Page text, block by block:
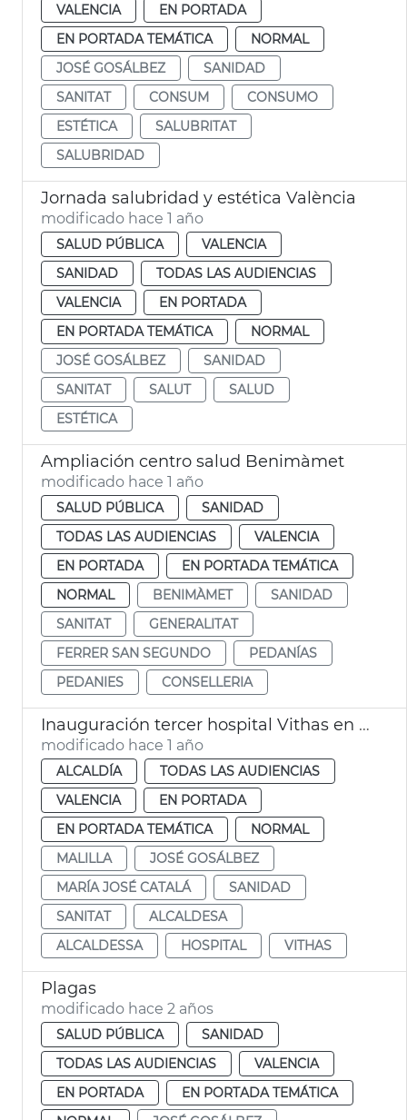
VALENCIA
EN PORTADA
EN PORTADA TEMÁTICA
NORMAL
JOSÉ GOSÁLBEZ
SANIDAD
SANITAT
CONSUM
CONSUMO
ESTÉTICA
SALUBRITAT
SALUBRIDAD
Jornada salubridad y estética València
modificado hace 1 año
SALUD PÚBLICA
VALENCIA
SANIDAD
TODAS LAS AUDIENCIAS
VALENCIA
EN PORTADA
EN PORTADA TEMÁTICA
NORMAL
JOSÉ GOSÁLBEZ
SANIDAD
SANITAT
SALUT
SALUD
ESTÉTICA
Ampliación centro salud Benimàmet
modificado hace 1 año
SALUD PÚBLICA
SANIDAD
TODAS LAS AUDIENCIAS
VALENCIA
EN PORTADA
EN PORTADA TEMÁTICA
NORMAL
BENIMÀMET
SANIDAD
SANITAT
GENERALITAT
FERRER SAN SEGUNDO
PEDANÍAS
PEDANIES
CONSELLERIA
Inauguración tercer hospital Vithas en València
modificado hace 1 año
ALCALDÍA
TODAS LAS AUDIENCIAS
VALENCIA
EN PORTADA
EN PORTADA TEMÁTICA
NORMAL
MALILLA
JOSÉ GOSÁLBEZ
MARÍA JOSÉ CATALÁ
SANIDAD
SANITAT
ALCALDESA
ALCALDESSA
HOSPITAL VITHAS
Plagas
modificado hace 2 años
SALUD PÚBLICA
SANIDAD
TODAS LAS AUDIENCIAS
VALENCIA
EN PORTADA
EN PORTADA TEMÁTICA